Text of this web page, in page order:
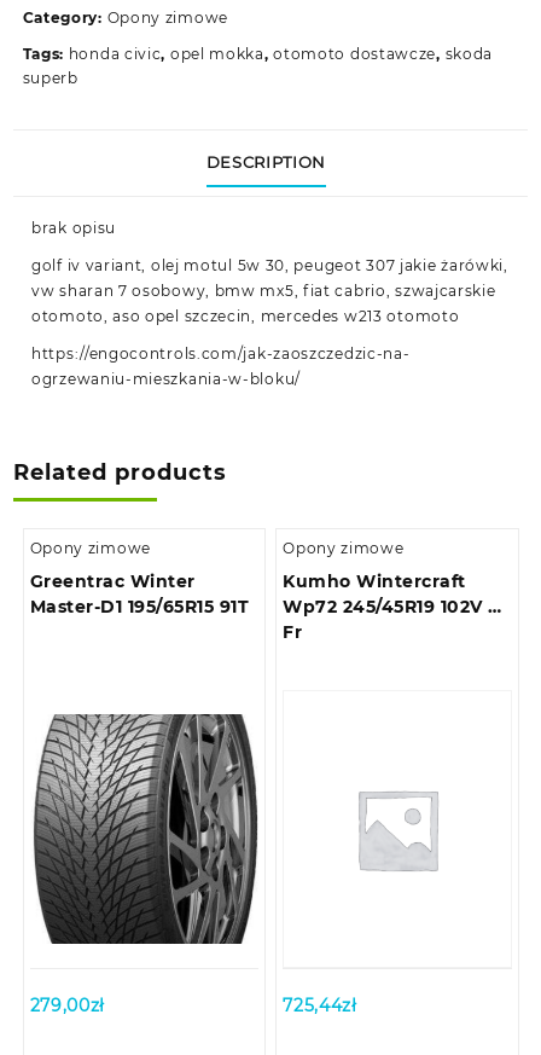
Category: Opony zimowe
Tags: honda civic, opel mokka,otomoto dostawcze, skoda
superb
DESCRIPTION
brak opisu
golf iv variant, olej motul 5w 30, peugeot 307 jakie żarówki,
vw sharan 7 osobowy, bmw mx5, fiat cabrio, szwajcarskie
otomoto, aso opel szczecin, mercedes w213 otomoto
https://engocontrols.com/jak-zaoszczedzic-na-
ogrzewaniu-mieszkania-w-bloku/
Related products
Opony zimowe
Greentrac Winter
Master-D1 195/65R15 91T
279,00zł
Opony zimowe
Kumho Wintercraft
Wp72 245/45R19 102V Xl
Fr
725,44zł